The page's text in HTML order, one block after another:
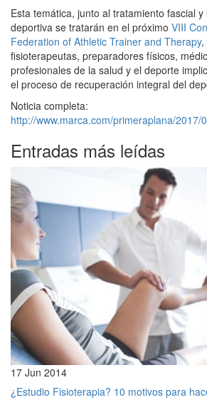
Esta temática, junto al tratamiento fascial
deportiva se tratarán en el próximo VIII
Federation of Athletic Trainer and Therapy,
fisioterapeutas, preparadores físicos,
profesionales de la salud y el deporte
el proceso de recuperación integral del
Noticia completa:
http://www.marca.com/primeraplana/
Entradas más leídas
17 Jun 2014
¿Estudio Fisioterapia? 10 motivos para